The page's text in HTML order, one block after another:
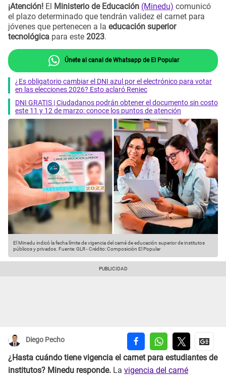
¡Atención! El Ministerio de Educación (Minedu) comunicó
el plazo determinado que tendrán validez el carnet para
jóvenes que pertenecen a la educación superior
tecnológica para este 2023.
Únete al canal de Whatsapp de El Popular
¿Es obligatorio cambiar el DNI azul por el electrónico para votar
en las elecciones 2026? Esto aclaró Reniec
DNI GRATIS | Ciudadanos podrán obtener el documento sin costo
este 11 y 12 de marzo: conoce los puntos de atención
El Minedu indicó la fecha límite de vigencia del carné de educación superior de institutos
públicos y privados. Fuente: GLR-Crédito: Composición El Popular
Diego Pecho
¿Hasta cuándo tiene vigencia el carnet para estudiantes de
institutos? Minedu responde. La vigencia del carné